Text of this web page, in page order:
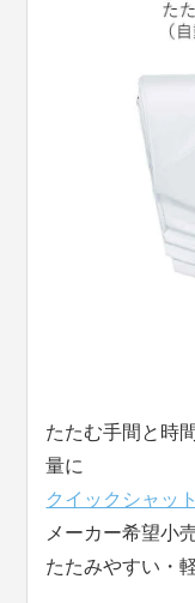
たたむ手間と時
量に
クイックシャッ
メーカー希望小
たたみやすい・